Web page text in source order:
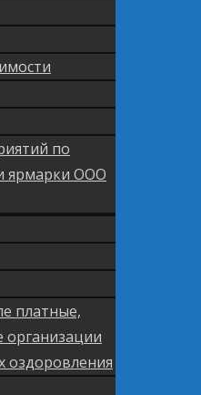
по
ярмарки ООО
платные,
организации
оздоровления